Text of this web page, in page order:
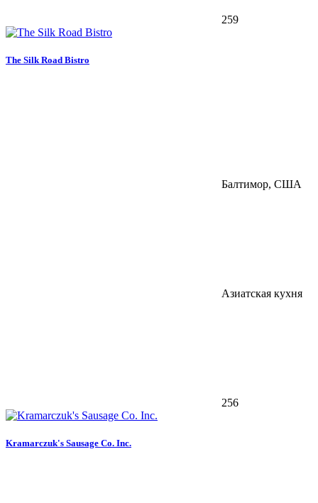
259
The Silk Road Bistro
Балтимор, США
Азиатская кухня
256
Kramarczuk's Sausage Co. Inc.